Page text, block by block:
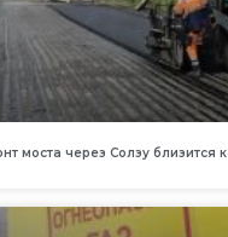
моста через Солзу близится к